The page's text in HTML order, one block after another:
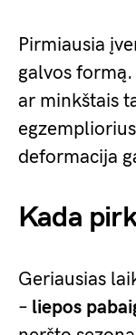
Pirmiausia
galvos
ar minkštais
deformacija
Kada
Geriausias
– liepos